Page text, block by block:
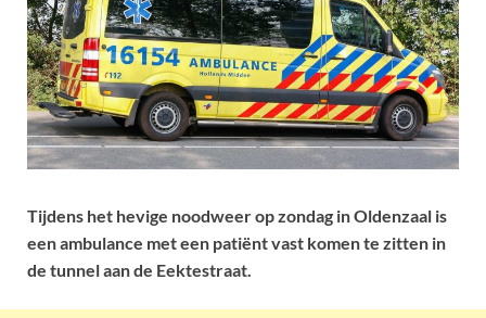
Tijdens het hevige noodweer op zondag in Oldenzaal is
een ambulance met een patiënt vast komen te zitten in
de tunnel aan de Eektestraat.